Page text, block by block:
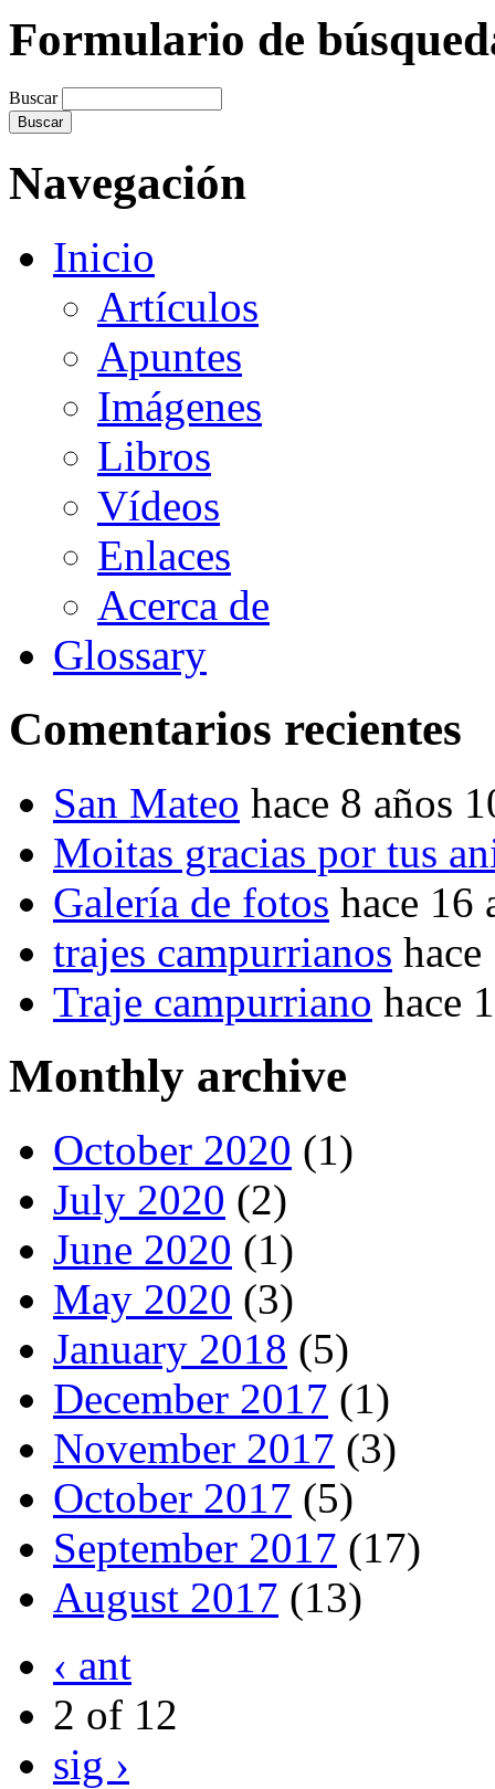
Formulario de
Buscar
Navegación
Inicio
Artículos
Apuntes
Imágenes
Libros
Vídeos
Enlaces
Acerca de
Glossary
Comentarios recientes
San Mateo hace 8 años
Moitas gracias por tus
Galería de fotos hace 16
trajes campurrianos
Traje campurriano hace
Monthly archive
October 2020 (1)
July 2020 (2)
June 2020 (1)
May 2020 (3)
January 2018 (5)
December 2017 (1)
November 2017 (3)
October 2017 (5)
September 2017 (17)
August 2017 (13)
‹ ant
2 of 12
sig ›